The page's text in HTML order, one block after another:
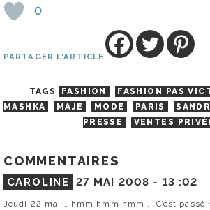
0
PARTAGER L'ARTICLE
TAGS FASHION FASHION PAS
MASHKA
MAJE MODE PARIS
PRESSE
VENTES
COMMENTAIRES
CAROLINE 27 MAI 2008 - 13 :02
Jeudi 22 mai … hmm hmm hmm .. C’est passé